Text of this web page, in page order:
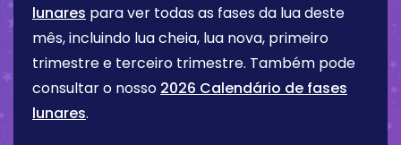
lunares para ver todas as fases da lua deste
mês, incluindo lua cheia, lua nova, primeiro
trimestre e terceiro trimestre. Também pode
consultar o nosso 2026 Calendário de fases
lunares.